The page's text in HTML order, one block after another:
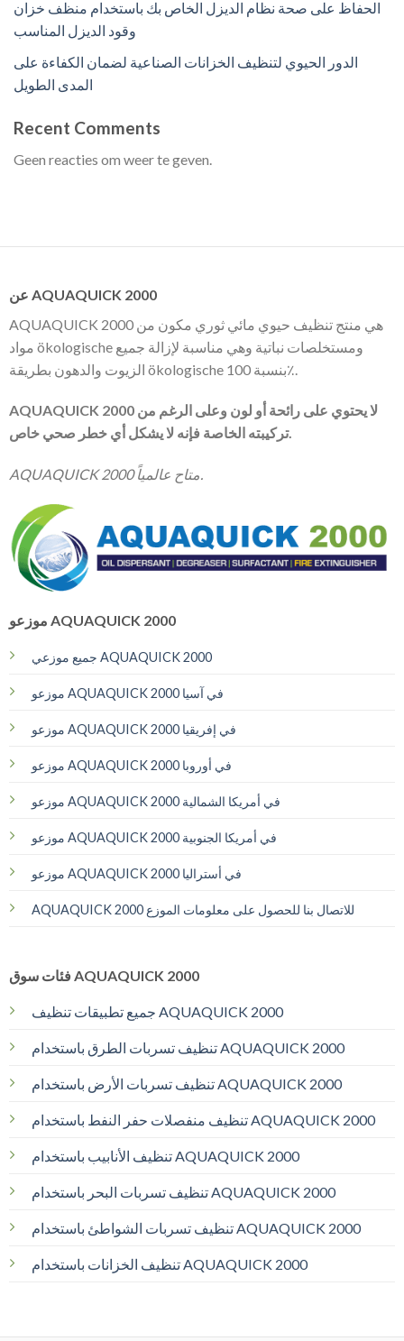
الحفاظ على صحة نظام الديزل الخاص بك باستخدام منظف خزان
وقود الديزل المناسب
الدور الحيوي لتنظيف الخزانات الصناعية لضمان الكفاءة على
المدى الطويل
Recent Comments
Geen reacties om weer te geven.
عن AQUAQUICK 2000
AQUAQUICK 2000 هي منتج تنظيف حيوي مائي ثوري مكون من
مواد ökologische ومستخلصات نباتية وهي مناسبة لإزالة جميع
الزيوت والدهون بطريقة ökologische بنسبة 100٪.
AQUAQUICK 2000 لا يحتوي على رائحة أو لون وعلى الرغم من
تركيبته الخاصة فإنه لا يشكل أي خطر صحي خاص.
AQUAQUICK 2000 متاح عالمياً.
موزعو AQUAQUICK 2000
جميع موزعي AQUAQUICK 2000
موزعو AQUAQUICK 2000 في آسيا
موزعو AQUAQUICK 2000 في إفريقيا
موزعو AQUAQUICK 2000 في أوروبا
موزعو AQUAQUICK 2000 في أمريكا الشمالية
موزعو AQUAQUICK 2000 في أمريكا الجنوبية
موزعو AQUAQUICK 2000 في أستراليا
AQUAQUICK 2000 للاتصال بنا للحصول على معلومات الموزع
فئات سوق AQUAQUICK 2000
جميع تطبيقات تنظيف AQUAQUICK 2000
تنظيف تسربات الطرق باستخدام AQUAQUICK 2000
تنظيف تسربات الأرض باستخدام AQUAQUICK 2000
تنظيف منفصلات حفر النفط باستخدام AQUAQUICK 2000
تنظيف الأنابيب باستخدام AQUAQUICK 2000
تنظيف تسربات البحر باستخدام AQUAQUICK 2000
تنظيف تسربات الشواطئ باستخدام AQUAQUICK 2000
تنظيف الخزانات باستخدام AQUAQUICK 2000